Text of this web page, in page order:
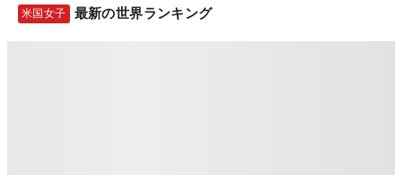
米国女子 最新の世界ランキング